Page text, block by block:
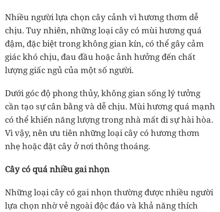
Nhiều người lựa chọn cây cảnh vì hương thơm dễ
chịu. Tuy nhiên, những loại cây có mùi hương quá
đậm, đặc biệt trong không gian kín, có thể gây cảm
giác khó chịu, đau đầu hoặc ảnh hưởng đến chất
lượng giấc ngủ của một số người.
Dưới góc độ phong thủy, không gian sống lý tưởng
cần tạo sự cân bằng và dễ chịu. Mùi hương quá mạnh
có thể khiến năng lượng trong nhà mất đi sự hài hòa.
Vì vậy, nên ưu tiên những loại cây có hương thơm
nhẹ hoặc đặt cây ở nơi thông thoáng.
Cây có quá nhiều gai nhọn
Những loại cây có gai nhọn thường được nhiều người
lựa chọn nhờ vẻ ngoài độc đáo và khả năng thích